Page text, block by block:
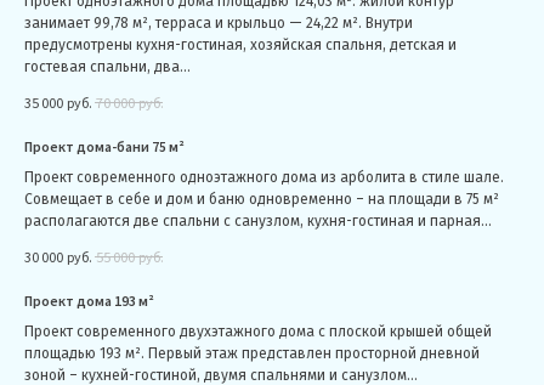
занимает 99,78 м², терраса и крыльцо — 24,22 м². Внутри
предусмотрены кухня-гостиная, хозяйская спальня, детская и
гостевая спальни, два...
35 000 руб. 70 000 руб.
Проект дома-бани 75 м²
Проект современного одноэтажного дома из арболита в стиле шале.
Совмещает в себе и дом и баню одновременно – на площади в 75 м²
располагаются две спальни с санузлом, кухня-гостиная и парная...
30 000 руб. 55 000 руб.
Проект дома 193 м²
Проект современного двухэтажного дома с плоской крышей общей
площадью 193 м². Первый этаж представлен просторной дневной
зоной – кухней-гостиной, двумя спальнями и санузлом...